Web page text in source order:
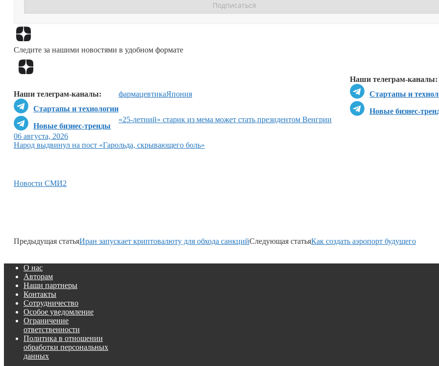
Следите за нашими новостями в удобном формате
Наши телеграм-каналы:
Стартапы и
Новые бизнес-
Наши телеграм-каналы:
Стартапы и технологии
Новые бизнес-тренды
фармацевтикаЯпония
«25-летний» старик из мема может стать президентом Венгрии
06 августа, 2026
Народ выдвинул на пост «Гарольда, скрывающего боль»
Новости СМИ2
Предыдущая статьяИран запускает криптовалюту для обхода санкцийСледующая статьяКак создать аэропорт будущего
О нас
Авторам
Наши партнеры
Контакты
Сотрудничество
Особое уведомление
Ограничение
ответственности
Политика в отношении
обработки персональных
данных